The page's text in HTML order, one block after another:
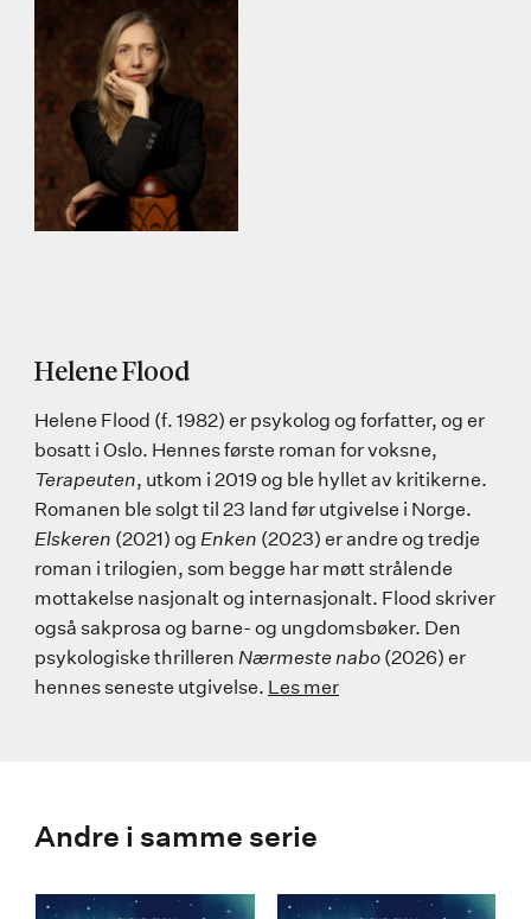
Helene Flood
Helene Flood (f. 1982) er psykolog og forfatter, og er
bosatt i Oslo. Hennes første roman for voksne,
Terapeuten, utkom i 2019 og ble hyllet av kritikerne.
Romanen ble solgt til 23 land før utgivelse i Norge.
Elskeren (2021) og Enken (2023) er andre og tredje
roman i trilogien, som begge har møtt strålende
mottakelse nasjonalt og internasjonalt. Flood skriver
også sakprosa og barne- og ungdomsbøker. Den
psykologiske thrilleren Nærmeste nabo (2026) er
hennes seneste utgivelse. Les mer
Andre i samme serie